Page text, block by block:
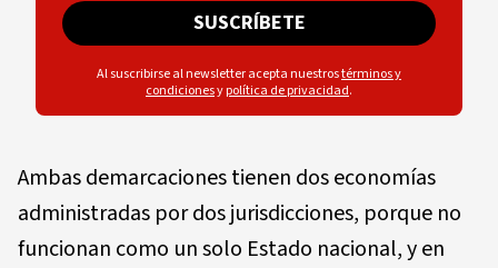
SUSCRÍBETE
Al suscribirse al newsletter acepta nuestrostérminos y
condicionesypolítica de privacidad.
Ambas demarcaciones tienen dos economías
administradas por dos jurisdicciones, porque no
funcionan como un solo Estado nacional, y en